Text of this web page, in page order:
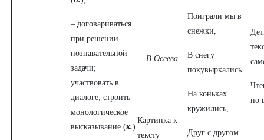
– договариваться
при решении
познавательной
задачи;
участвовать в
диалоге; строить
монологическое
высказывание (к.)
В.Осеева
Картинка к
тексту
Поиграли мы в
снежки,
В снегу
покувыркались.
На коньках
кружились,
Друг с другом
по